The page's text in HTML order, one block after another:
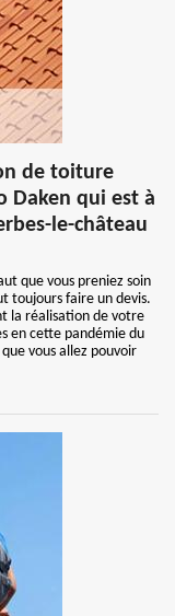
de toiture
Daken qui est à
le-château
que vous preniez soin
toujours faire un devis.
la réalisation de votre
en cette pandémie du
vous allez pouvoir